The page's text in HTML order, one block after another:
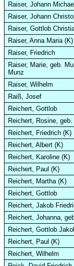
Raiser, Johann
Raiser, Johann
Raiser, Gottlob
Raiser, Anna Maria (K)
Raiser, Friedrich
Raiser, Marie, geb.
Munz
Raiser, Wilhelm
Raiß, Josef
Reichert, Gottlob
Reichert, Rosine,
Reichert, Friedrich (K)
Reichert, Albert (K)
Reichert, Karoline (K)
Reichert, Paul (K)
Reichert, Martha (K)
Reichert, Gottlob
Reichert, Jakob
Reichert, Johanna,
Reichert, Gottlob
Reichert, Paul (K)
Reichert, Wilhelm